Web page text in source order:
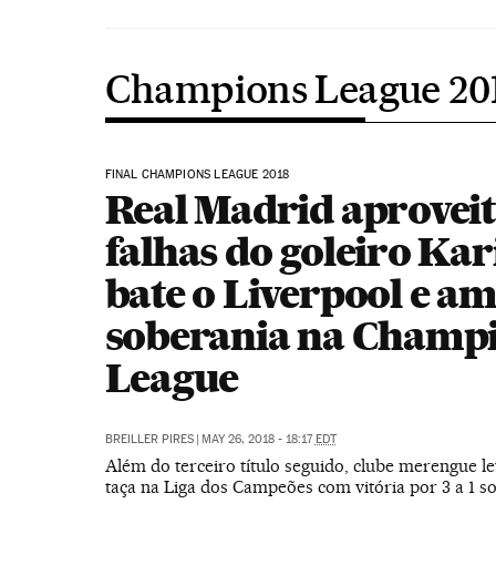
Champions League
FINAL CHAMPIONS LEAGUE 2018
Real Madrid
falhas do goleiro
bate o Liverpool e
soberania na
League
BREILLER PIRES | MAY 26, 2018 - 18:17EDT
Além do terceiro título seguido, clube merengue
taça na Liga dos Campeões com vitória por 3 a 1